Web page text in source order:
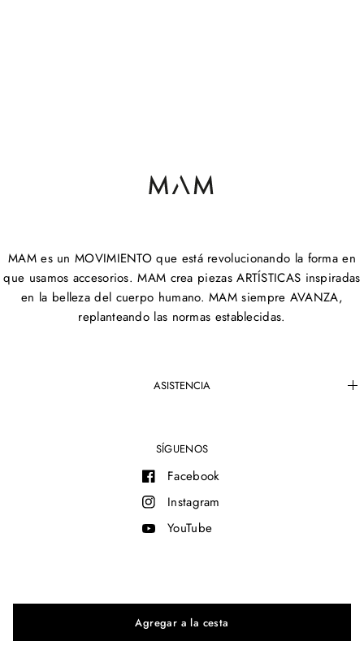
MAM es un MOVIMIENTO que está revolucionando la forma en
que usamos accesorios. MAM crea piezas ARTÍSTICAS inspiradas
en la belleza del cuerpo humano. MAM siempre AVANZA,
replanteando las normas establecidas.
ASISTENCIA
SÍGUENOS
Facebook
Instagram
YouTube
© 2026 MAM®, All rights reserved.